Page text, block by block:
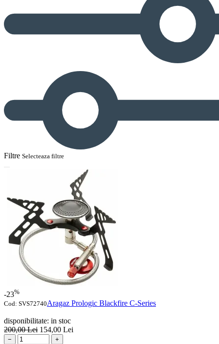
Filtre Selecteaza filtre
-23%
Cod: SVS72740Aragaz Prologic Blackfire C-Series
disponibilitate: in stoc
200,00 Lei 154,00 Lei
−
+